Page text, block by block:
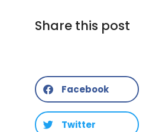
Share this post
Facebook
Twitter